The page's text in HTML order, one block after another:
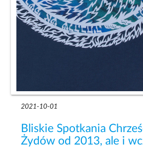
2021-10-01
Bliskie Spotkania
Żydów od 2013, ale i